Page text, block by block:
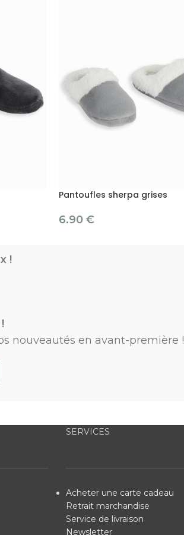
Pantoufles sherpa grises
6.90 €
!
nouveautés en avant-première !
SERVICES
Acheter une carte cadeau
Retrait marchandise
Service de livraison
Newsletter